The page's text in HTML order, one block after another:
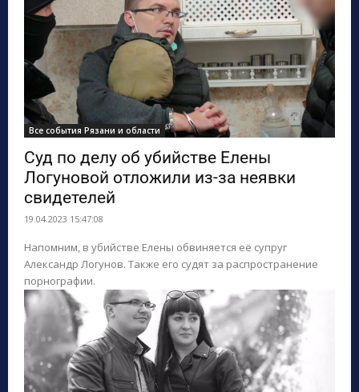
Все события Рязани и области
Суд по делу об убийстве Елены
Логуновой отложили из-за неявки
свидетелей
19.04.2023 15:47:08
Напомним, в убийстве Елены обвиняется её супруг
Александр Логунов. Также его судят за распространение
порнографии.